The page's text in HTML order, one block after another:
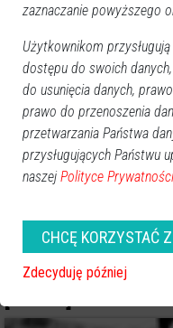
Mamy rondo im.
godnie uczciła
zaznaczanie powyższego
Użytkownikom
dostępu do swoich
do usunięcia danych,
prawo do przenoszenia
przetwarzania Państwa
przysługujących Państwu
naszej Polityce
CHCĘ KORZYSTAĆ
Zdecyduję później